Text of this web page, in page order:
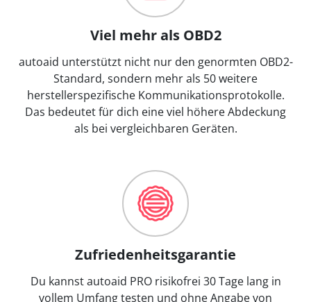
Viel mehr als OBD2
autoaid unterstützt nicht nur den genormten OBD2-
Standard, sondern mehr als 50 weitere
herstellerspezifische Kommunikationsprotokolle.
Das bedeutet für dich eine viel höhere Abdeckung
als bei vergleichbaren Geräten.
Zufriedenheitsgarantie
Du kannst autoaid PRO risikofrei 30 Tage lang in
vollem Umfang testen und ohne Angabe von